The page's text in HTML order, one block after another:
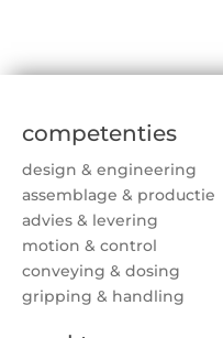
competenties
design & engineering
assemblage & productie
advies & levering
motion & control
conveying & dosing
gripping & handling